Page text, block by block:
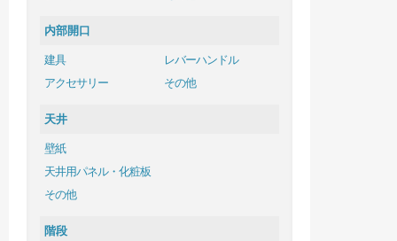
内部開口
建具
レバーハンドル
アクセサリー
その他
天井
壁紙
天井用パネル・化粧板
その他
階段